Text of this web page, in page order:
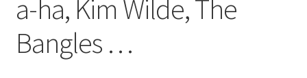
Blog
lei0,00
a-ha, Kim Wilde, The
Bangles …